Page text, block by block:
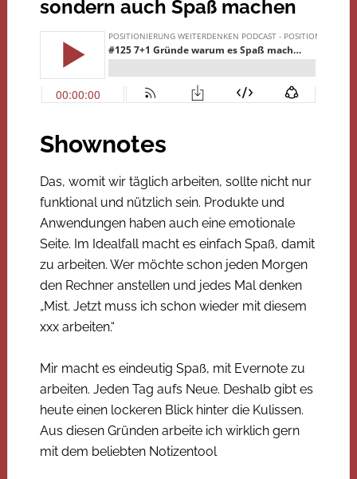
sondern auch Spaß machen
Shownotes
Das, womit wir täglich arbeiten, sollte nicht nur
funktional und nützlich sein. Produkte und
Anwendungen haben auch eine emotionale
Seite. Im Idealfall macht es einfach Spaß, damit
zu arbeiten. Wer möchte schon jeden Morgen
den Rechner anstellen und jedes Mal denken
„Mist. Jetzt muss ich schon wieder mit diesem
xxx arbeiten.“
Mir macht es eindeutig Spaß, mit Evernote zu
arbeiten. Jeden Tag aufs Neue. Deshalb gibt es
heute einen lockeren Blick hinter die Kulissen.
Aus diesen Gründen arbeite ich wirklich gern
mit dem beliebten Notizentool